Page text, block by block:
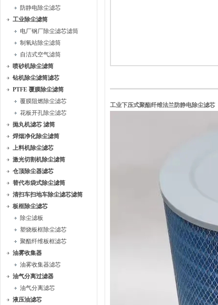
防静电除尘滤芯
工业除尘滤筒
电厂钢厂除尘滤芯滤筒
制氧站除尘滤筒
自洁式空气滤筒
喷砂机除尘滤筒
钻机除尘滤筒滤芯
PTFE 覆膜除尘滤筒
覆膜阻燃除尘滤芯
花板开孔除尘滤芯
抛丸机滤芯 滤筒
焊烟净化除尘滤筒
上料机除尘滤芯
激光切割机除尘滤筒
仓顶除尘器滤芯
替代布袋式除尘滤筒
清扫车扫地车除尘滤芯滤筒
板框除尘滤芯
除尘滤板
塑烧板框除尘滤芯
聚酯纤维板框滤芯
油雾收集器
油雾收集器滤芯
油气分离过滤器
油气分离滤芯
液压油滤芯
工业下压式聚酯纤维法兰防静电除尘滤芯